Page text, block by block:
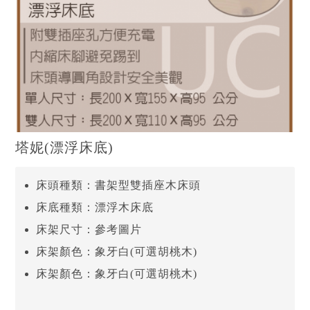
塔妮(漂浮床底)
床頭種類：書架型雙插座木床頭
床底種類：漂浮木床底
床架尺寸：參考圖片
床架顏色：象牙白(可選胡桃木)
床架顏色：象牙白(可選胡桃木)